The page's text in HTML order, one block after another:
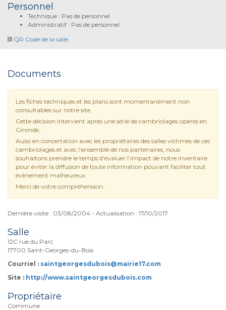
Personnel
Technique : Pas de personnel
Administratif : Pas de personnel
QR Code de la salle
Documents
Les fiches techniques et les plans sont momentanément non
consultables sur notre site.
Cette décision intervient après une série de cambriolages opérés en
Gironde.
Aussi en concertation avec les propriétaires des salles victimes de ces
cambriolages et avec l’ensemble de nos partenaires, nous
souhaitons prendre le temps d’évaluer l’impact de notre inventaire
pour éviter la diffusion de toute information pouvant faciliter tout
évènement malheureux.
Merci de votre compréhension.
Dernière visite : 03/08/2004 - Actualisation : 17/10/2017
Salle
12C rue du Parc
17700 Saint-Georges-du-Bois
Courriel : saintgeorgesdubois@mairie17.com
Site : http://www.saintgeorgesdubois.com
Propriétaire
Commune